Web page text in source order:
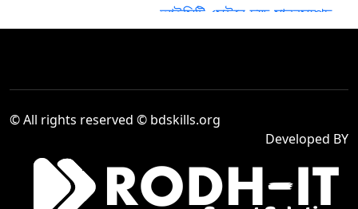
আইসিটি সেক্টরে দক্ষ মানবসম্পদ
গড়ে তুলতে ‘গ্রাফিক ডিজাইন’
৪
দক্ষ মানবসম্পদ তৈরিতে আইসিটি
সেক্টরে “Computer
প্রশিক্ষণের গুরুত্ব বৃদ্ধি
© All rights reserved © bdskills.org
Developed BY